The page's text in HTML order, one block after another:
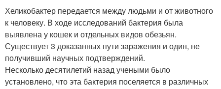
Хеликобактер передается между людьми и от животного
к человеку. В ходе исследований бактерия была
выявлена у кошек и отдельных видов обезьян.
Существует 3 доказанных пути заражения и один, не
получивший научных подтверждений.
Несколько десятилетий назад учеными было
установлено, что эта бактерия поселяется в различных